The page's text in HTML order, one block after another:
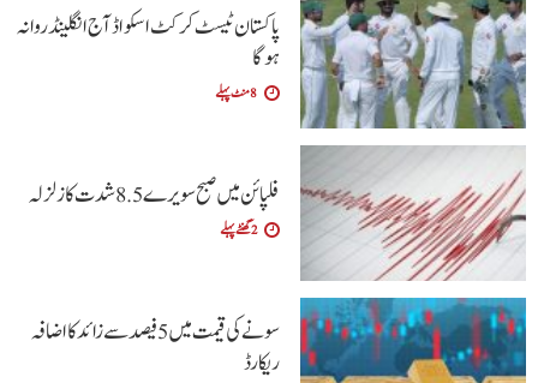
پاکستان ٹیسٹ کرکٹ اسکواڈ آج انگلینڈ روانہ
ہوگا
8 منٹ پہلے
فلپائن میں صبح سویرے 5 .8 شدت کا زلزلہ
2 گھنٹے پہلے
سونے کی قیمت میں 5 فیصد سے زائد کا اضافہ
ریکارڈ